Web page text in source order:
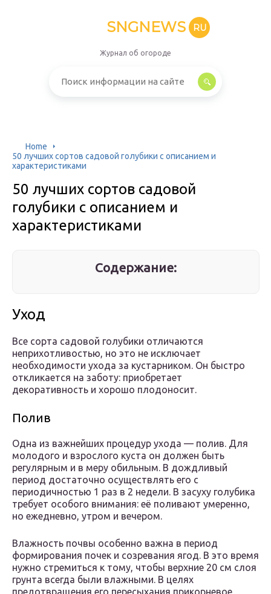
SNGNEWS RU
Журнал об огороде
Home
50 лучших сортов садовой голубики с описанием и
характеристиками
50 лучших сортов садовой
голубики с описанием и
характеристиками
Содержание:
Уход
Все сорта садовой голубики отличаются
неприхотливостью, но это не исключает
необходимости ухода за кустарником. Он быстро
откликается на заботу: приобретает
декоративность и хорошо плодоносит.
Полив
Одна из важнейших процедур ухода — полив. Для
молодого и взрослого куста он должен быть
регулярным и в меру обильным. В дождливый
период достаточно осуществлять его с
периодичностью 1 раз в 2 недели. В засуху голубика
требует особого внимания: её поливают умеренно,
но ежедневно, утром и вечером.
Влажность почвы особенно важна в период
формирования почек и созревания ягод. В это время
нужно стремиться к тому, чтобы верхние 20 см слоя
грунта всегда были влажными. В целях
предотвращения его пересыхания прикорневое